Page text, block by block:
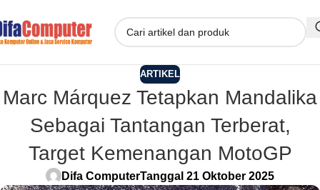
ARTIKEL
Marc Márquez Tetapkan Mandalika
Sebagai Tantangan Terberat,
Target Kemenangan MotoGP
Difa ComputerTanggal 21 Oktober 2025